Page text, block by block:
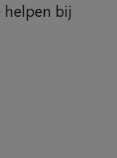
helpen bij